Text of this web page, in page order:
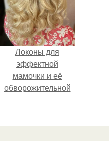
Локоны для
эффектной
мамочки и её
обворожительной